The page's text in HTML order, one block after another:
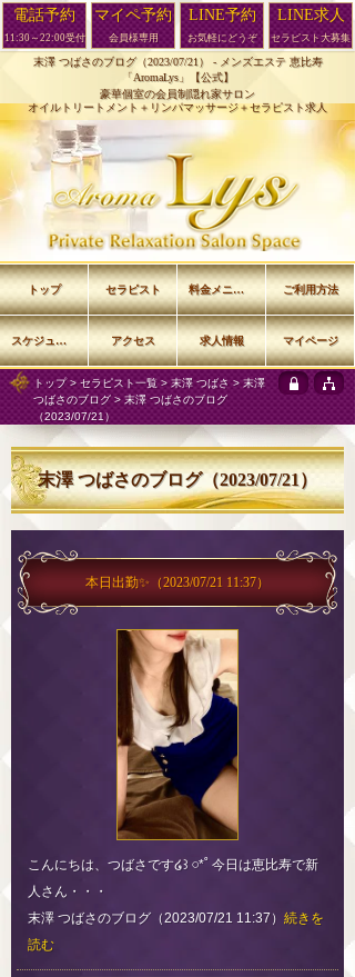
末澤 つばさのブログ（2023/07/21） - メンズエステ 恵比寿
「AromaLys」【公式】
豪華個室の会員制隠れ家サロン
オイルトリートメント＋リンパマッサージ＋セラピスト求人
トップ> セラピスト一覧 >末澤 つばさ > 末澤
つばさのブログ > 末澤 つばさのブログ
（2023/07/21）
末澤 つばさのブログ（2023/07/21）
本日出勤✨ （2023/07/21 11:37）
こんにちは、つばさです໒꒱ 𓏸*˚ 今日は恵比寿で新
人さん・・・
末澤 つばさのブログ（2023/07/21 11:37） 続きを
読む
トップ セラピスト 料金メニュー ご利用方法
スケジュール アクセス 求人情報 マイページ
電話予約
11:30～22:00受付
マイペ予約
会員様専用
LINE予約
お気軽にどうぞ
LINE求人
セラピスト大募集